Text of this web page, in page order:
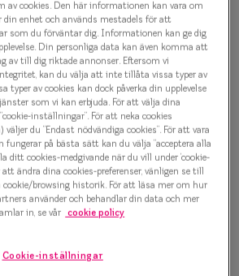
Olika
Taberg
M
127-137 mm
du har? Se vår Storleksguide
synundersökning
av cookies. Den här informationen kan vara om
din enhet och används mestadels för att
som du förväntar dig. Informationen kan ge dig
Din personliga data kan även komma att
av till dig riktade annonser. Eftersom vi
kan du välja att inte tillåta vissa typer av
typer av cookies kan dock påverka din upplevelse
som vi kan erbjuda. För att välja dina
inställningar”. För att neka cookies
du ”Endast nödvändiga cookies”. För att vara
fungerar på bästa sätt kan du välja ”acceptera alla
ditt cookies-medgivande när du vill under ’cookie-
ändra dina cookies-preferenser, vänligen se till
browsing historik. För att läsa mer om hur
använder och behandlar din data och mer
in, se vår cookie policy
Cookie-inställningar